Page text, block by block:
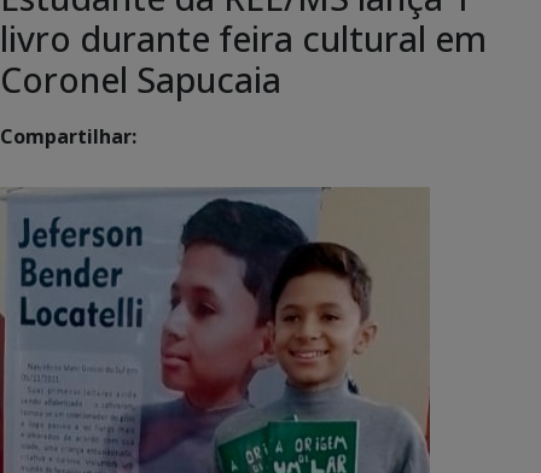
livro durante feira cultural em
Coronel Sapucaia
Compartilhar: